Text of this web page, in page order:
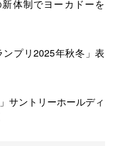
体制でヨーカドーを
プリ2025年秋冬」表
サントリーホールディ